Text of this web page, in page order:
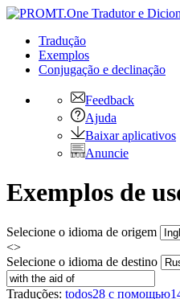
Tradução
Exemplos
Conjugação e declinação
Feedback
Ajuda
Baixar aplicativos
Anuncie
Exemplos de
Selecione o idioma de origem
<>
Selecione o idioma de destino
Traduções: todos28 с помощью